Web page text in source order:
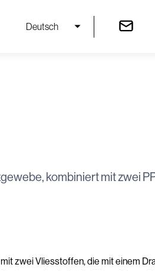
Deutsch
kombiniert mit zwei
zwei Vliesstoffen, die mit einem